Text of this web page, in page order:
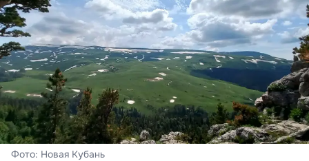
Фото: Новая Кубань